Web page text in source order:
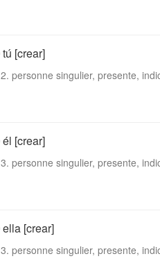
tú [crear]
2. personne singulier, presente,
él [crear]
3. personne singulier, presente,
ella [crear]
3. personne singulier, presente,